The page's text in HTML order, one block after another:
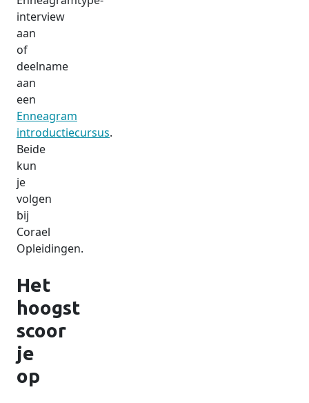
interview
aan
of
deelname
aan
een
Enneagram
introductiecursus.
Beide
kun
je
volgen
bij
Corael
Opleidingen.
Het
hoogst
scoor
je
op